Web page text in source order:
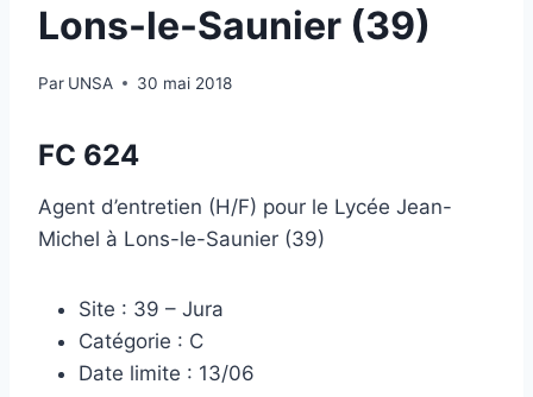
Lons-le-Saunier (39)
Par UNSA 30 mai 2018
FC 624
Agent d’entretien (H/F) pour le Lycée Jean-
Michel à Lons-le-Saunier (39)
Site : 39 – Jura
Catégorie : C
Date limite : 13/06